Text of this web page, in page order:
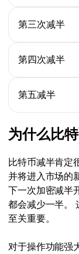
整块奖励
日期
整块奖励
第三次减半
日期
整块奖励
第四次减半
日期
整块奖励
第五减半
日期
预计2028
整块奖励
1.5625新BTC
为什么比
比特币减半肯定
并将进入市场的
下一次加密减半
都会减少一半。
至关重要。
对于操作功能强